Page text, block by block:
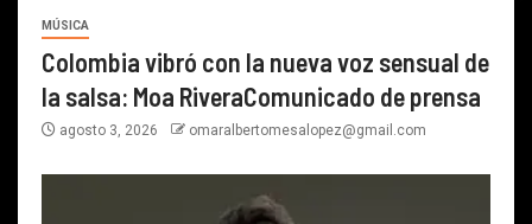
MÚSICA
Colombia vibró con la nueva voz sensual de
la salsa: Moa RiveraComunicado de prensa
agosto 3, 2026 omaralbertomesalopez@gmail.com